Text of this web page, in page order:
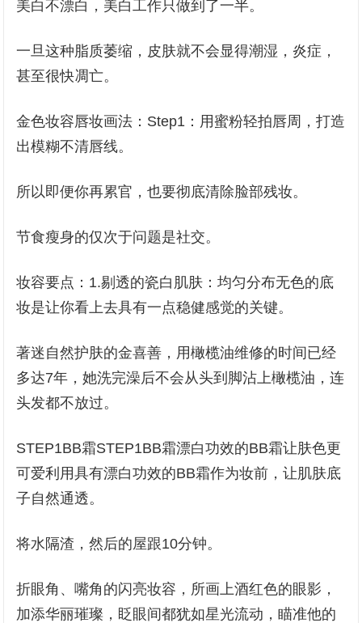
美白不漂白，美白工作只做到了一半。
一旦这种脂质萎缩，皮肤就不会显得潮湿，炎症，
甚至很快凋亡。
金色妆容唇妆画法：Step1：用蜜粉轻拍唇周，打造
出模糊不清唇线。
所以即便你再累官，也要彻底清除脸部残妆。
节食瘦身的仅次于问题是社交。
妆容要点：1.剔透的瓷白肌肤：均匀分布无色的底
妆是让你看上去具有一点稳健感觉的关键。
著迷自然护肤的金喜善，用橄榄油维修的时间已经
多达7年，她洗完澡后不会从头到脚沾上橄榄油，连
头发都不放过。
STEP1BB霜STEP1BB霜漂白功效的BB霜让肤色更
可爱利用具有漂白功效的BB霜作为妆前，让肌肤底
子自然通透。
将水隔渣，然后的屋跟10分钟。
折眼角、嘴角的闪亮妆容，所画上酒红色的眼影，
加添华丽璀璨，眨眼间都犹如星光流动，瞄准他的